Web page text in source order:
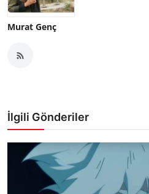
Murat Genç
İlgili Gönderiler